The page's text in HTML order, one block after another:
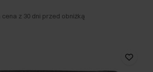
cena z 30 dni przed obniżką